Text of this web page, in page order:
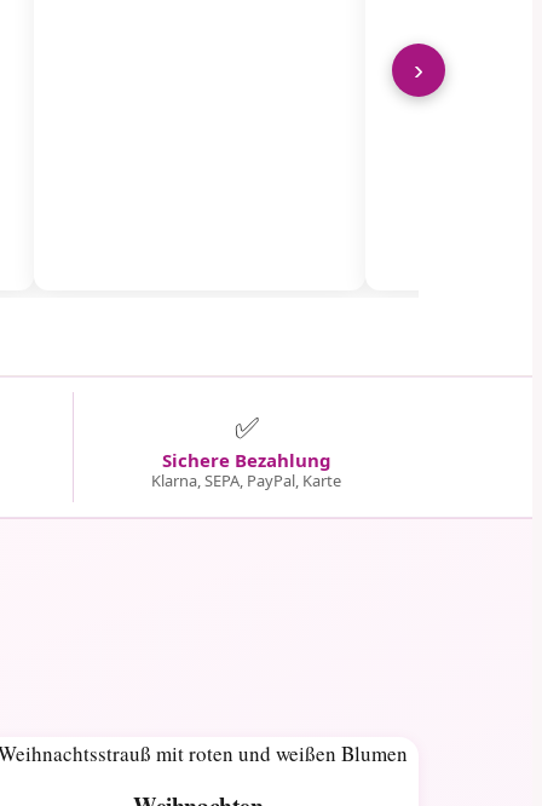
›
✅
Sichere Bezahlung
Klarna, SEPA, PayPal, Karte